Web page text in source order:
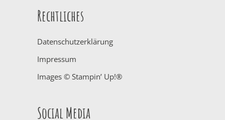
Rechtliches
Datenschutzerklärung
Impressum
Images © Stampin’ Up!®
Social Media